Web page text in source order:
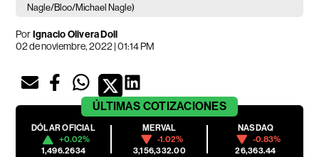
Nagle/Bloo/Michael Nagle)
PorIgnacio Olivera Doll
02 de noviembre, 2022 | 01:14 PM
ÚLTIMAS COTIZACIONES
DÓLAR OFICIAL
+0.02%
1,496.2634
MERVAL
-1.02%
3,156,332.00
NASDAQ
-0.83%
26,363.44